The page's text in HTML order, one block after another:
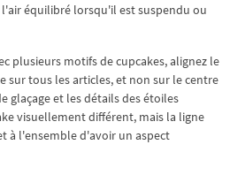
équilibré lorsqu'il est suspendu ou
plusieurs motifs de cupcakes, alignez le
sur tous les articles, et non sur le centre
glaçage et les détails des étoiles
visuellement différent, mais la ligne
à l'ensemble d'avoir un aspect